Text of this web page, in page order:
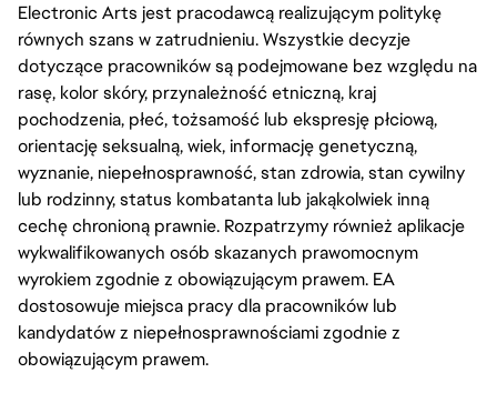
Electronic Arts jest pracodawcą realizującym politykę
równych szans w zatrudnieniu. Wszystkie decyzje
dotyczące pracowników są podejmowane bez względu na
rasę, kolor skóry, przynależność etniczną, kraj
pochodzenia, płeć, tożsamość lub ekspresję płciową,
orientację seksualną, wiek, informację genetyczną,
wyznanie, niepełnosprawność, stan zdrowia, stan cywilny
lub rodzinny, status kombatanta lub jakąkolwiek inną
cechę chronioną prawnie. Rozpatrzymy również aplikacje
wykwalifikowanych osób skazanych prawomocnym
wyrokiem zgodnie z obowiązującym prawem. EA
dostosowuje miejsca pracy dla pracowników lub
kandydatów z niepełnosprawnościami zgodnie z
obowiązującym prawem.